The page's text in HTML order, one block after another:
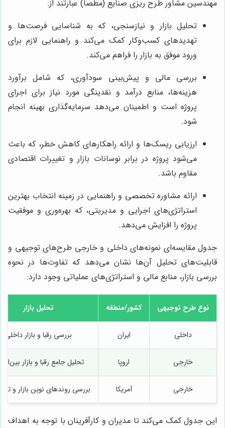
مهندسین مشاور طرح ریزی صنایع (مطصا) عبارتند از:
تحلیل بازار و نیازسنجی، که به شناسایی فرصت‌ها و
تهدیدهای کسب‌وکار کمک می‌کند و راهنمایی لازم برای
ورود موفق به بازار را فراهم می‌کند.
بررسی مالی و پیش‌بینی سودآوری، که شامل برآورد
هزینه‌ها، منابع درآمد و نقدینگی مورد نیاز برای اجرای
پروژه است و اطمینان می‌دهد سرمایه‌گذاری بهینه انجام
شود.
ارزیابی ریسک‌ها و ارائه راهکارهای کاهش خطر، که باعث
می‌شود پروژه در برابر نوسانات بازار و تغییرات اقتصادی
مقاوم باشد.
ارائه مشاوره تخصصی و راهنمایی در زمینه انتخاب بهترین
استراتژی‌های اجرایی و مدیریتی، که بهره‌وری و موفقیت
پروژه را افزایش می‌دهد.
جدول مقایسه‌ای نمونه‌های داخلی و خارجی طرح‌های توجیهی و
قابلیت‌های تحلیل آن‌ها نشان می‌دهد که تفاوت‌ها در نحوه
بررسی بازار، منابع مالی و استراتژی‌های عملیاتی وجود دارد:
نوع طرح توجیهی کشور/منطقه تحلیل بازار
داخلی ایران بررسی رقبا و بازار داخلی
خارجی اروپا تحلیل جامع رقبا و بازار
خارجی آمریکا بررسی روندهای نوین بازار و
این جدول کمک می‌کند تا مدیران و کارآفرینان با توجه به اهداف